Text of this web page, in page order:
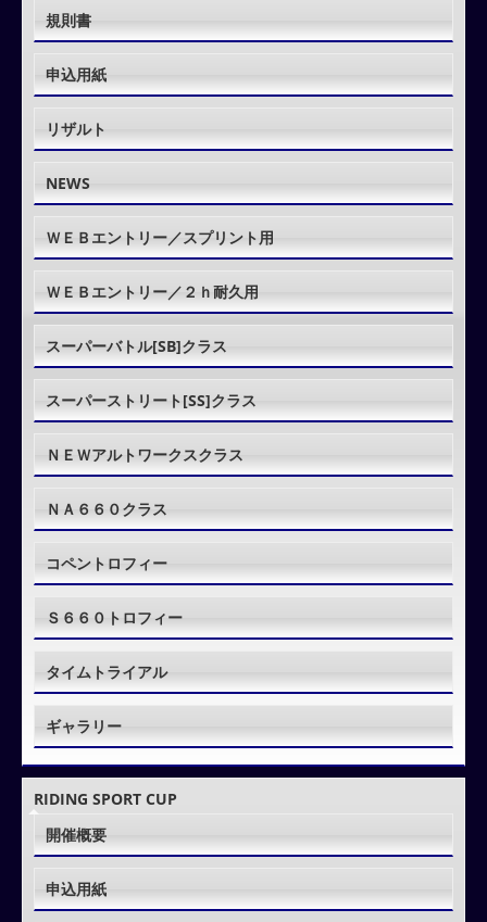
規則書
申込用紙
リザルト
NEWS
ＷＥＢエントリー／スプリント用
ＷＥＢエントリー／２ｈ耐久用
スーパーバトル[SB]クラス
スーパーストリート[SS]クラス
ＮＥＷアルトワークスクラス
ＮＡ６６０クラス
コペントロフィー
Ｓ６６０トロフィー
タイムトライアル
ギャラリー
RIDING SPORT CUP
開催概要
申込用紙